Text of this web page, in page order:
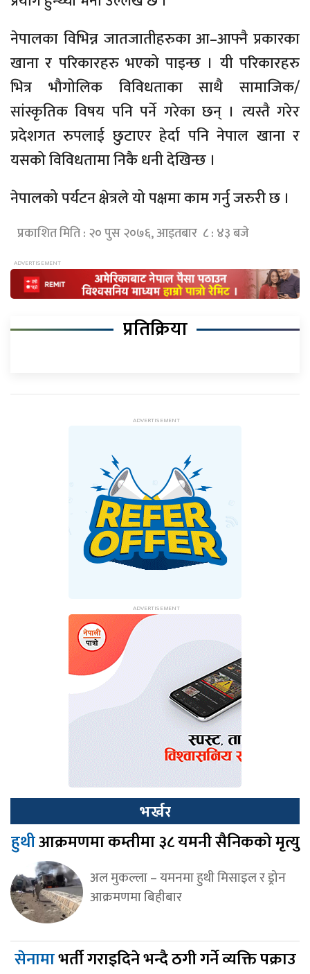
नेपालका विभिन्न जातजातीहरुका आ–आफ्नै प्रकारका
खाना र परिकारहरु भएको पाइन्छ । यी परिकारहरु
भित्र भौगोलिक विविधताका साथै सामाजिक/
सांस्कृतिक विषय पनि पर्ने गरेका छन् । त्यस्तै गरेर
प्रदेशगत रुपलाई छुटाएर हेर्दा पनि नेपाल खाना र
यसको विविधतामा निकै धनी देखिन्छ ।
नेपालको पर्यटन क्षेत्रले यो पक्षमा काम गर्नु जरुरी छ ।
प्रकाशित मिति : २० पुस २०७६, आइतबार ८ : ४३ बजे
प्रतिक्रिया
भर्खर
हुथीआक्रमणमा कम्तीमा ३८ यमनी सैनिकको मृत्यु
अल मुकल्ला – यमनमा हुथी मिसाइल र ड्रोन
आक्रमणमा बिहीबार
सेनामाभर्ती गराइदिने भन्दै ठगी गर्ने व्यक्ति पक्राउ